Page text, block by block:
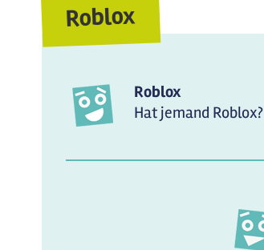
Roblox
Roblox
Hat jemand Roblox?